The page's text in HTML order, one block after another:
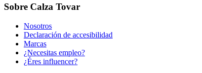
Sobre Calza Tovar
Nosotros
Declaración de accesibilidad
Marcas
¿Necesitas empleo?
¿Éres influencer?